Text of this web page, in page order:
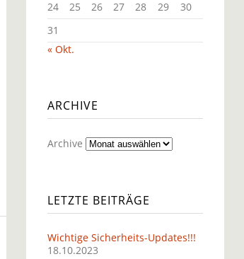
24
25 26 27 28 29
30
31
« Okt.
ARCHIVE
Archive
LETZTE BEITRÄGE
Wichtige Sicherheits-Updates!!!
18.10.2023